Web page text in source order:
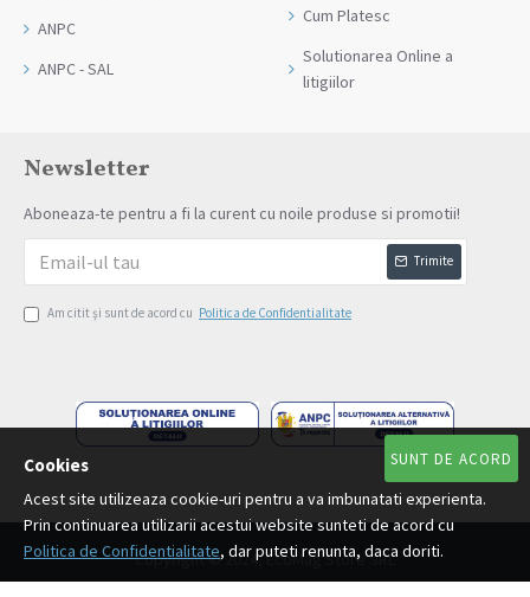
ANPC
ANPC - SAL
Cum Platesc
Solutionarea Online a
litigiilor
Newsletter
Aboneaza-te pentru a fi la curent cu noile produse si promotii!
Trimite
Am citit şi sunt de acord cu Politica de Confidentialitate
Copyright © 2024, EcoMag Store SRL
SUNT DE ACORD
Cookies
Acest site utilizeaza cookie-uri pentru a va imbunatati experienta.
Prin continuarea utilizarii acestui website sunteti de acord cu
Politica de Confidentialitate, dar puteti renunta, daca doriti.